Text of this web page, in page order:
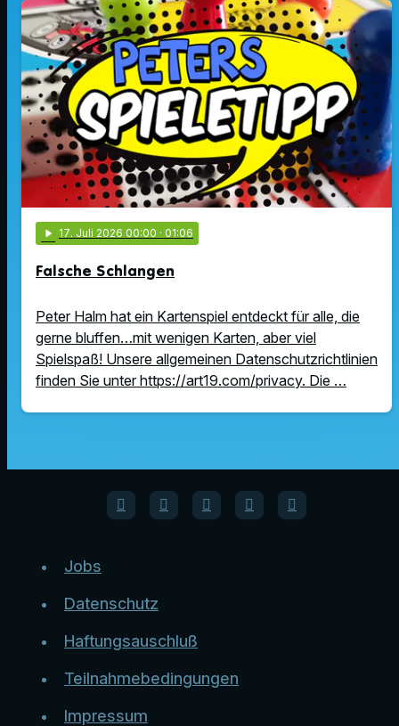
play_arrow 17. Juli 2026 00:00 · 01:06
Falsche Schlangen
Peter Halm hat ein Kartenspiel entdeckt für alle, die
gerne bluffen…mit wenigen Karten, aber viel
Spielspaß! Unsere allgemeinen Datenschutzrichtlinien
finden Sie unter https://art19.com/privacy. Die …
Jobs
Datenschutz
Haftungsauschluß
Teilnahmebedingungen
Impressum